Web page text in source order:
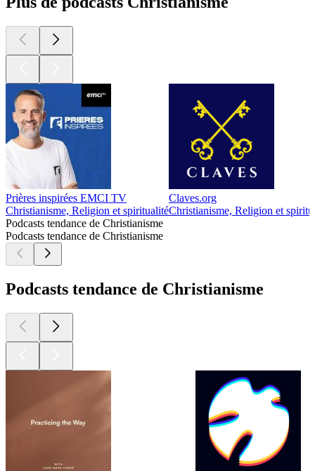
Prières inspirées EMCI TV
Christianisme, Religion et spiritualité
Claves.org
Christianisme, Religion et
Podcasts tendance de Christianisme
Podcasts tendance de Christianisme
Podcasts tendance de Christianisme